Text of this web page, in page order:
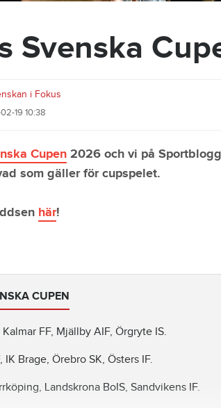
Svenska
i Fokus
19 10:38
Cupen 2026 och vi på
som gäller för cupspelet.
här!
CUPEN
FF, Mjällby AIF, Örgryte IS.
IK Brage, Örebro SK, Östers IF.
Landskrona BoIS, Sandvikens IF.